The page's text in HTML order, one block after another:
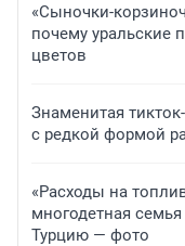
«Сыночки-
почему уральские
цветов
Знаменитая
с редкой формой
«Расходы на
многодетная
Турцию — фото